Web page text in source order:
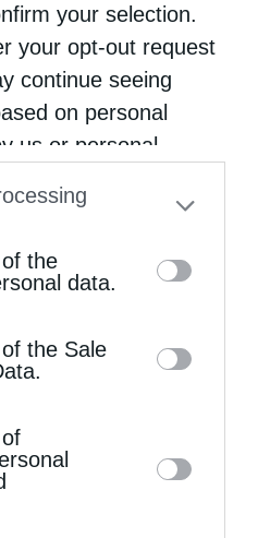
your selection.
your opt-out request
continue seeing
on personal
us or personal
separately opt-out
on the IAB’s list
This
be disclosed by us to
List of
parties.
the
data.
the Sale
Χορτιάτη